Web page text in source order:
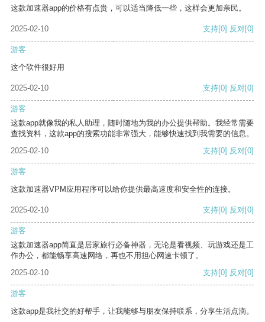
这款加速器app的价格有点贵，可以适当降低一些，这样会更加亲民。
2025-02-10 支持[0] 反对[0]
游客
这个软件很好用
2025-02-10 支持[0] 反对[0]
游客
这款app就像我的私人助理，随时随地为我的办公提供帮助。我经常需要
查找资料，这款app的搜索功能非常强大，能够快速找到我需要的信息。
2025-02-10
支持[0] 反对[0]
游客
这款加速器VPM应用程序可以给你提供最高速度和安全性的连接。
2025-02-10 支持[0] 反对[0]
游客
这款加速器app简直是居家旅行必备神器，无论是看视频、玩游戏还是工
作办公，都能畅享高速网络，再也不用担心网速卡顿了。
2025-02-10
支持[0] 反对[0]
游客
这款app是我社交的好帮手，让我能够与朋友保持联系，分享生活点滴。